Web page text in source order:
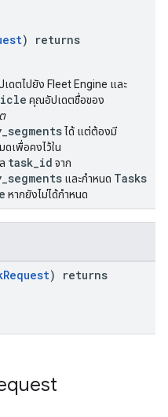
) returns
เดตไปยัง Fleet Engine และ
คุณอัปเดตชื่อของ
ได้ แต่ต้องมี
ดเพื่อคงไว้ใน
task_id จาก
และกำหนด Tasks
หากยังไม่ได้กำหนด
) returns